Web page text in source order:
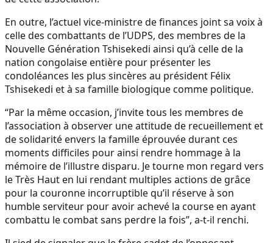
En outre, l’actuel vice-ministre de finances joint sa voix à
celle des combattants de l’UDPS, des membres de la
Nouvelle Génération Tshisekedi ainsi qu’à celle de la
nation congolaise entière pour présenter les
condoléances les plus sincères au président Félix
Tshisekedi et à sa famille biologique comme politique.
“Par la même occasion, j’invite tous les membres de
l’association à observer une attitude de recueillement et
de solidarité envers la famille éprouvée durant ces
moments difficiles pour ainsi rendre hommage à la
mémoire de l’illustre disparu. Je tourne mon regard vers
le Très Haut en lui rendant multiples actions de grâce
pour la couronne incorruptible qu’il réserve à son
humble serviteur pour avoir achevé la course en ayant
combattu le combat sans perdre la fois”, a-t-il renchi.